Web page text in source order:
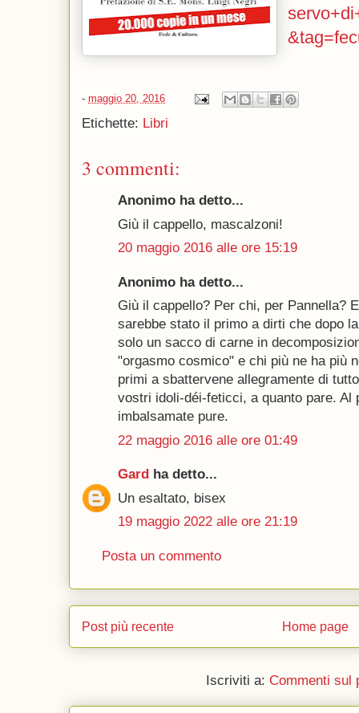
- maggio 20, 2016
Etichette: Libri
3 commenti:
Anonimo ha detto...
Giù il cappello, mascalzoni!
20 maggio 2016 alle ore 15:19
Anonimo ha detto...
Giù il cappello? Per chi, per Pannella?
sarebbe stato il primo a dirti che dopo
solo un sacco di carne in
"orgasmo cosmico" e chi più ne ha più
primi a sbattervene allegramente di
vostri idoli-déi-feticci, a quanto pare. Al
imbalsamate pure.
22 maggio 2016 alle ore 01:49
Gard ha detto...
Un esaltato, bisex
19 maggio 2022 alle ore 21:19
Posta un commento
Post più recente Home page
Iscriviti a: Commenti sul